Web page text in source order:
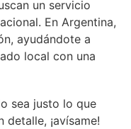
un servicio
En Argentina,
ayudándote a
local con una
sea justo lo que
detalle, ¡avísame!